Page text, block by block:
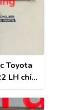
Toyota
LH chính